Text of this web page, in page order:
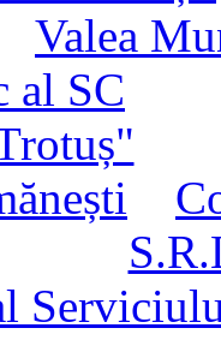
Valea